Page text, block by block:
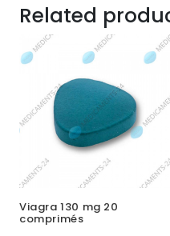
Related
Viagra 130 mg 20
comprimés